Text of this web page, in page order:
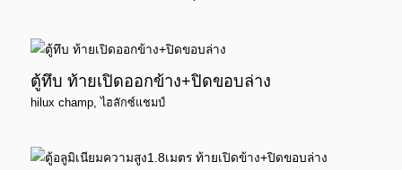
ตู้ทึบ ท้ายเปิดออกข้าง+ปิดขอบล่าง
hilux champ ,ไฮลักซ์แชมป์